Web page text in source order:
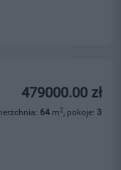
479000.00 zł
64 m2, pokoje: 3